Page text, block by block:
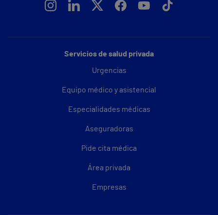
Servicios de salud privada
Urgencias
Equipo médico y asistencial
Especialidades médicas
Aseguradoras
Pide cita médica
Área privada
Empresas